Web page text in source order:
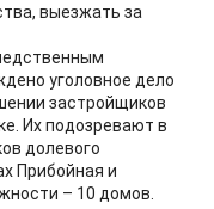
выезжать за
уголовное дело
застройщиков
Их подозревают в
долевого
Прибойная и
– 10 домов.